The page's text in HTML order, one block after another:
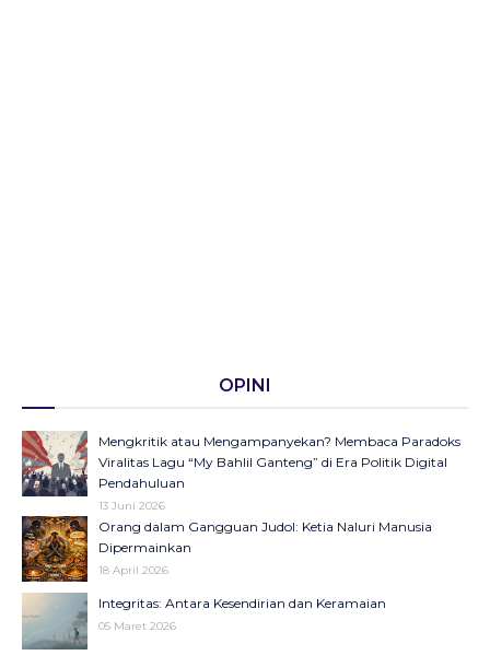
OPINI
Mengkritik atau Mengampanyekan? Membaca Paradoks
Viralitas Lagu “My Bahlil Ganteng” di Era Politik Digital
Pendahuluan
13 Juni 2026
Orang dalam Gangguan Judol: Ketia Naluri Manusia
Dipermainkan
18 April 2026
Integritas: Antara Kesendirian dan Keramaian
05 Maret 2026